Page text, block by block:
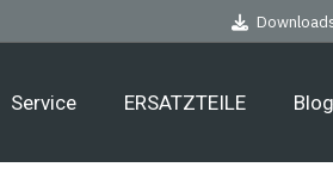
Service ERSATZTEILE Blog